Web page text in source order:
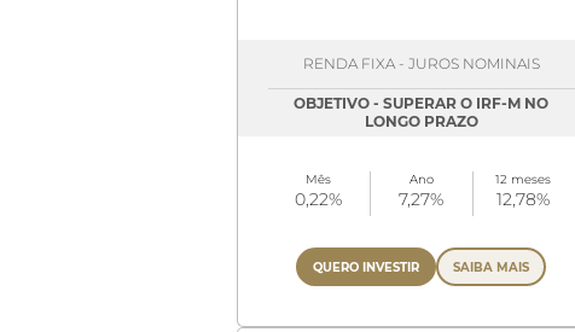
RENDA FIXA - JUROS NOMINAIS
OBJETIVO - SUPERAR O IRF-M NO
LONGO PRAZO
Mês
0,22%
Ano
7,27%
12 meses
12,78%
QUERO INVESTIR SAIBA MAIS